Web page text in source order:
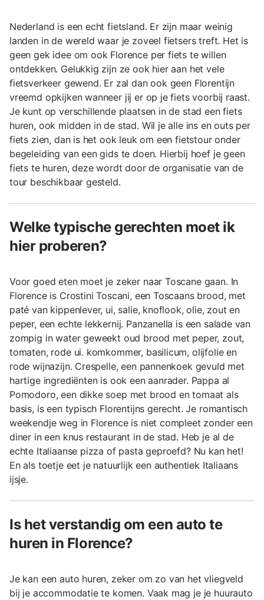
Nederland is een echt fietsland. Er zijn maar weinig
landen in de wereld waar je zoveel fietsers treft. Het is
geen gek idee om ook Florence per fiets te willen
ontdekken. Gelukkig zijn ze ook hier aan het vele
fietsverkeer gewend. Er zal dan ook geen Florentijn
vreemd opkijken wanneer jij er op je fiets voorbij raast.
Je kunt op verschillende plaatsen in de stad een fiets
huren, ook midden in de stad. Wil je alle ins en outs per
fiets zien, dan is het ook leuk om een fietstour onder
begeleiding van een gids te doen. Hierbij hoef je geen
fiets te huren, deze wordt door de organisatie van de
tour beschikbaar gesteld.
Welke typische gerechten moet ik
hier proberen?
Voor goed eten moet je zeker naar Toscane gaan. In
Florence is Crostini Toscani, een Toscaans brood, met
paté van kippenlever, ui, salie, knoflook, olie, zout en
peper, een echte lekkernij. Panzanella is een salade van
zompig in water geweekt oud brood met peper, zout,
tomaten, rode ui. komkommer, basilicum, olijfolie en
rode wijnazijn. Crespelle, een pannenkoek gevuld met
hartige ingrediënten is ook een aanrader. Pappa al
Pomodoro, een dikke soep met brood en tomaat als
basis, is een typisch Florentijns gerecht. Je romantisch
weekendje weg in Florence is niet compleet zonder een
diner in een knus restaurant in de stad. Heb je al de
echte Italiaanse pizza of pasta geproefd? Nu kan het!
En als toetje eet je natuurlijk een authentiek Italiaans
ijsje.
Is het verstandig om een auto te
huren in Florence?
Je kan een auto huren, zeker om zo van het vliegveld
bij je accommodatie te komen. Vaak mag je je huurauto